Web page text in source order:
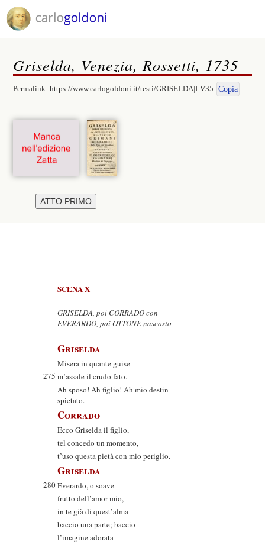
Griselda, Venezia, Rossetti, 1735
Permalink:https://www.carlogoldoni.it/testi/GRISELDA|I-V35 Copia
SCENA X
GRISELDA, poi CORRADO con
EVERARDO, poi OTTONE nascosto
Griselda
Misera in quante guise
275 m’assale il crudo fato.
Ah sposo! Ah figlio! Ah mio destin
spietato.
Corrado
Ecco Griselda il figlio,
tel concedo un momento,
t’uso questa pietà con mio periglio.
Griselda
280Everardo, o soave
frutto dell’amor mio,
in te già di quest’alma
baccio una parte; baccio
l’imagine adorata